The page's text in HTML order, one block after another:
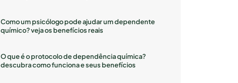
Como um psicólogo pode ajudar um dependente
químico? veja os benefícios reais
O que é o protocolo de dependência química?
descubra como funciona e seus benefícios